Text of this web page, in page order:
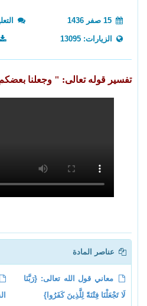
الزيارات: 13095
تفسير قوله تعالى: " وجعلنا
عناصر المادة
معاني قول الله تعالى: {رَبَّنَا
لَا تَجْعَلْنَا فِتْنَةً لِلَّذِينَ كَفَرُوا}